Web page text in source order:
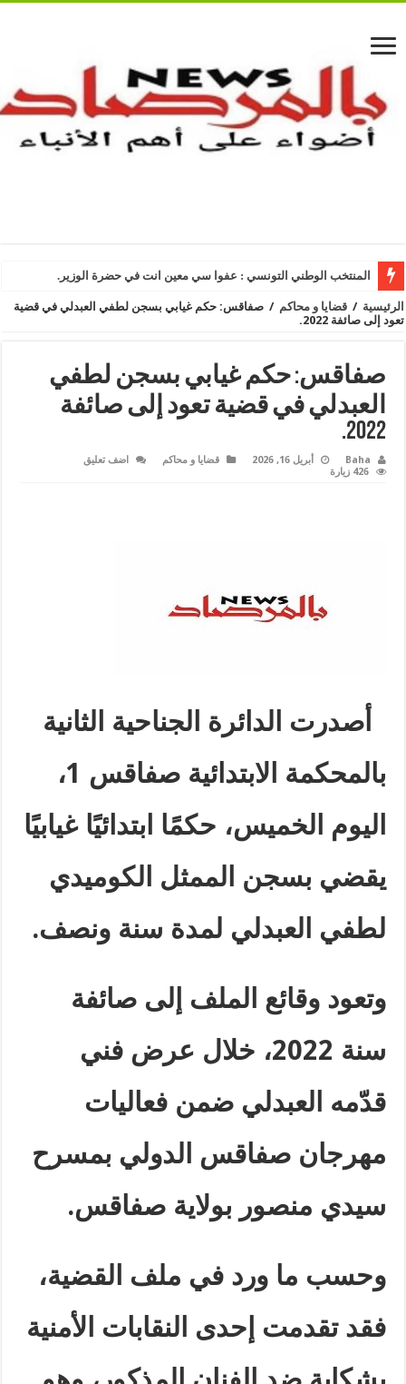
المنتخب الوطني التونسي : عفوا سي معين انت في حضرة الوزير.
الرئيسية / قضايا و محاكم / صفاقس: حكم غيابي بسجن لطفي العبدلي في قضية
تعود إلى صائفة 2022.
صفاقس: حكم غيابي بسجن لطفي
العبدلي في قضية تعود إلى صائفة
2022.
Baha أبريل 16, 2026 قضايا و محاكم
اضف تعليق
426 زيارة
أصدرت الدائرة الجناحية الثانية
بالمحكمة الابتدائية صفاقس 1،
اليوم الخميس، حكمًا ابتدائيًا غيابيًا
يقضي بسجن الممثل الكوميدي
لطفي العبدلي لمدة سنة ونصف.
وتعود وقائع الملف إلى صائفة
سنة 2022، خلال عرض فني
قدّمه العبدلي ضمن فعاليات
مهرجان صفاقس الدولي بمسرح
سيدي منصور بولاية صفاقس.
وحسب ما ورد في ملف القضية،
فقد تقدمت إحدى النقابات الأمنية